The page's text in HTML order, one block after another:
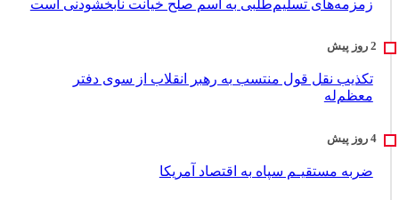
زمزمه‌های تسلیم‌طلبی به اسم صلح خیانت نابخشودنی است
تکذیب نقل قول منتسب به رهبر انقلاب از سوی دفتر
معظم‌له
ضربه مستقیـم سپاه به اقتصاد آمر‌یکا